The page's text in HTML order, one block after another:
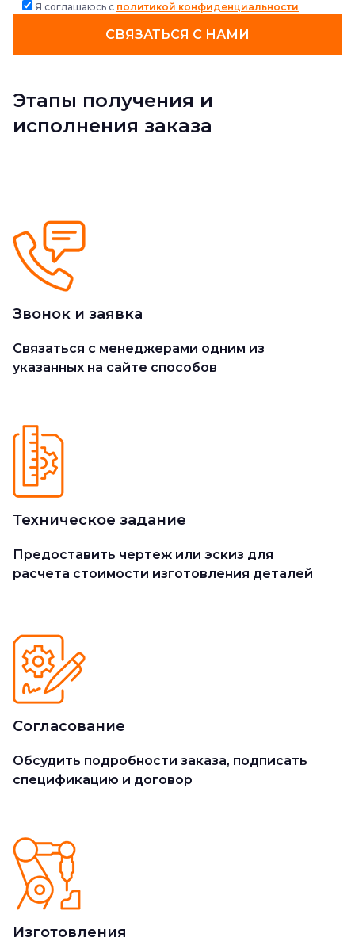
Я соглашаюсь с политикой конфиденциальности
СВЯЗАТЬСЯ С НАМИ
Этапы получения и
исполнения заказа
Звонок и заявка
Cвязаться с менеджерами одним из
указанных на сайте способов
Техническое задание
Предоставить чертеж или эскиз для
расчета стоимости изготовления деталей
Согласование
Обсудить подробности заказа, подписать
спецификацию и договор
Изготовления